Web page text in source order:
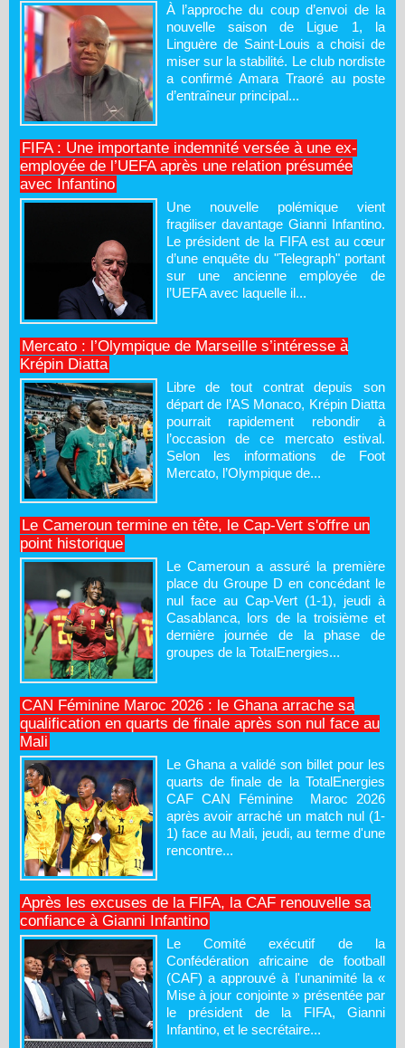
À l’approche du coup d’envoi de la
nouvelle saison de Ligue 1, la
Linguère de Saint-Louis a choisi de
miser sur la stabilité. Le club nordiste
a confirmé Amara Traoré au poste
d’entraîneur principal...
FIFA : Une importante indemnité versée à une ex-
employée de l’UEFA après une relation présumée
avec Infantino
Une nouvelle polémique vient
fragiliser davantage Gianni Infantino.
Le président de la FIFA est au cœur
d’une enquête du "Telegraph" portant
sur une ancienne employée de
l’UEFA avec laquelle il...
Mercato : l’Olympique de Marseille s’intéresse à
Krépin Diatta
Libre de tout contrat depuis son
départ de l’AS Monaco, Krépin Diatta
pourrait rapidement rebondir à
l’occasion de ce mercato estival.
Selon les informations de Foot
Mercato, l’Olympique de...
Le Cameroun termine en tête, le Cap-Vert s'offre un
point historique
Le Cameroun a assuré la première
place du Groupe D en concédant le
nul face au Cap-Vert (1-1), jeudi à
Casablanca, lors de la troisième et
dernière journée de la phase de
groupes de la TotalEnergies...
CAN Féminine Maroc 2026 : le Ghana arrache sa
qualification en quarts de finale après son nul face au
Mali
Le Ghana a validé son billet pour les
quarts de finale de la TotalEnergies
CAF CAN Féminine Maroc 2026
après avoir arraché un match nul (1-
1) face au Mali, jeudi, au terme d'une
rencontre...
Après les excuses de la FIFA, la CAF renouvelle sa
confiance à Gianni Infantino
Le Comité exécutif de la
Confédération africaine de football
(CAF) a approuvé à l'unanimité la «
Mise à jour conjointe » présentée par
le président de la FIFA, Gianni
Infantino, et le secrétaire...